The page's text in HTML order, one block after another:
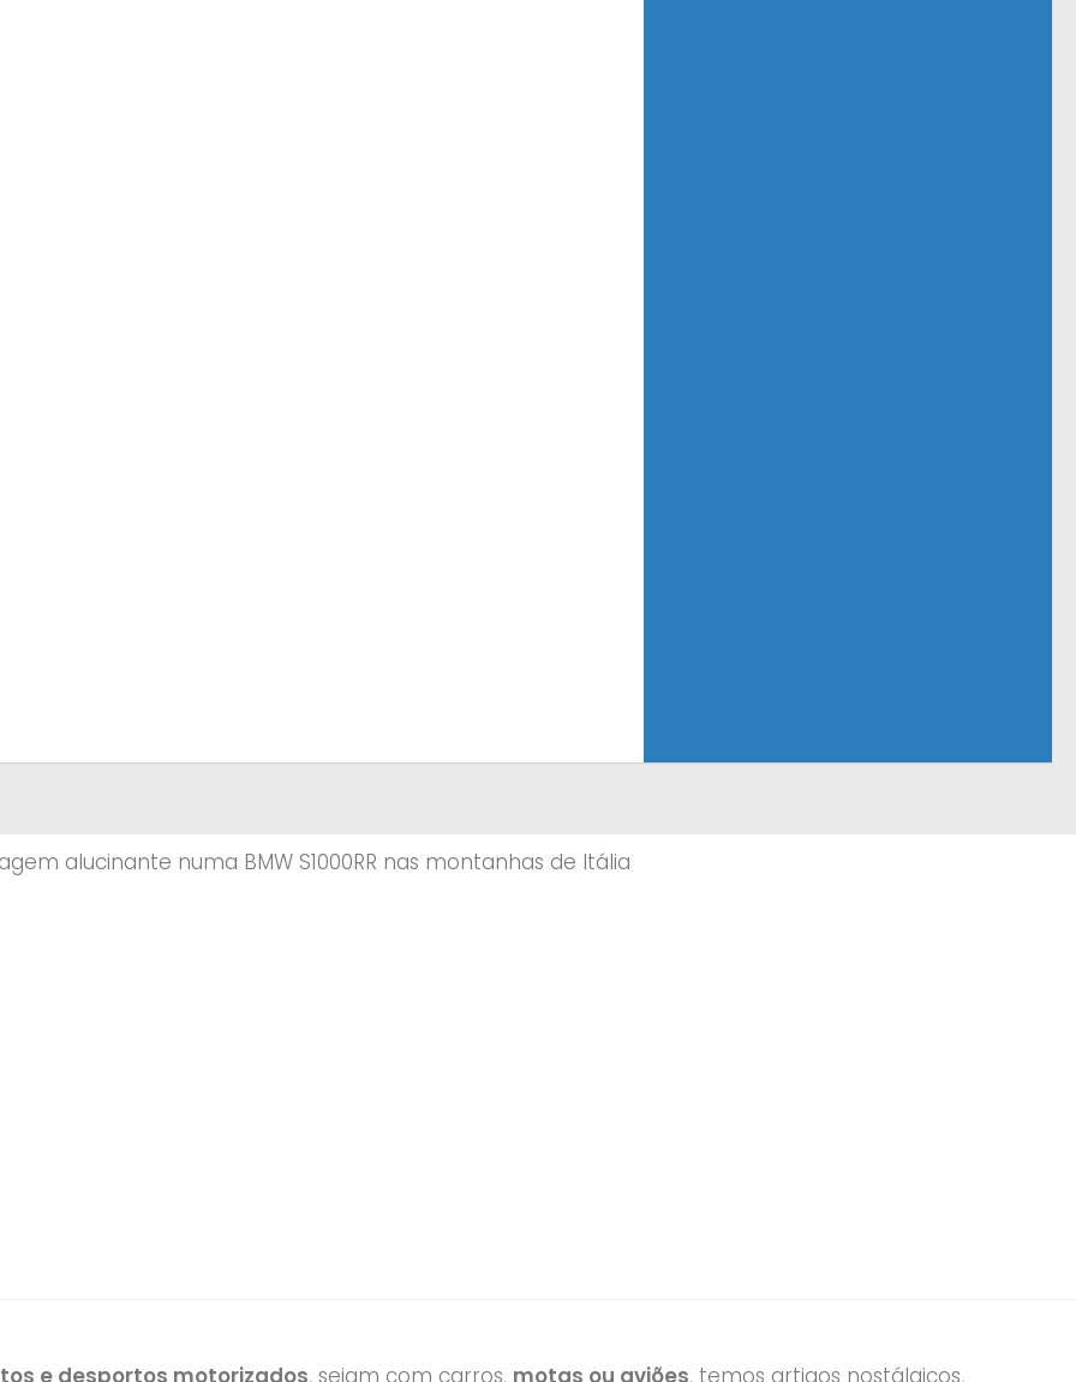
alucinante numa BMW S1000RR nas montanhas de Itália
e desportos motorizados, sejam com carros, motas ou aviões, temos artigos nostálgicos,